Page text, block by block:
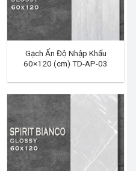
Gạch Ấn Độ Nhập Khẩu
60×120 (cm) TD-AP-03